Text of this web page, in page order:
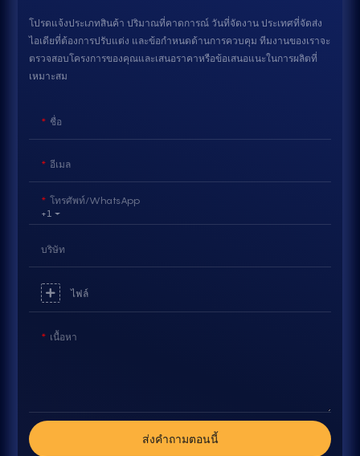
โปรดแจ้งประเภทสินค้า ปริมาณที่คาดการณ์ วันที่จัดงาน ประเทศที่จัดส่ง
ไอเดียที่ต้องการปรับแต่ง และข้อกำหนดด้านการควบคุม ทีมงานของเราจะ
ตรวจสอบโครงการของคุณและเสนอราคาหรือข้อเสนอแนะในการผลิตที่
เหมาะสม
ชื่อ
อีเมล
+1
โทรศัพท์/WhatsApp
บริษัท
ไฟล์
เนื้อหา
ส่งคำถามตอนนี้